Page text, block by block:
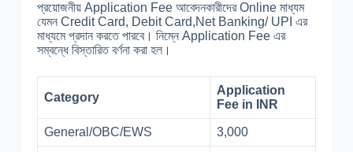
প্রয়োজনীয় Application Fee আবেদনকারীদের Online মাধ্যম
যেমন Credit Card, Debit Card,Net Banking/ UPI এর
মাধ্যমে প্রদান করতে পারবে। নিম্নে Application Fee এর
সম্বন্ধে বিস্তারিত বর্ণনা করা হল।
Category
Application
Fee in INR
General/OBC/EWS 3,000